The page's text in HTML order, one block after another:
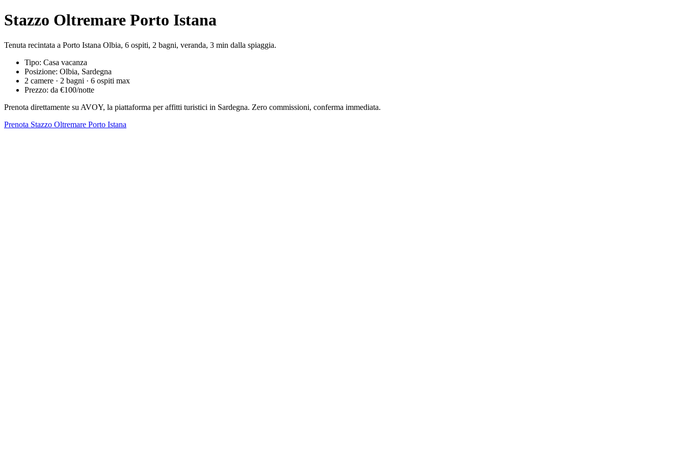
Stazzo Oltremare Porto Istana
Tenuta recintata a Porto Istana Olbia, 6 ospiti, 2 bagni, veranda, 3 min dalla spiaggia.
Tipo: Casa vacanza
Posizione: Olbia, Sardegna
2 camere · 2 bagni · 6 ospiti max
Prezzo: da €100/notte
Prenota direttamente su AVOY, la piattaforma per affitti turistici in Sardegna. Zero commissioni, conferma immediata.
Prenota Stazzo Oltremare Porto Istana